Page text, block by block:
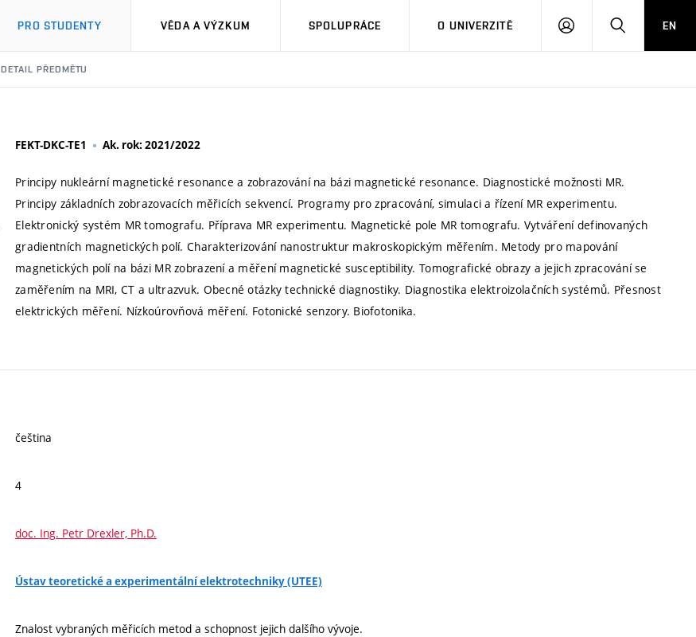
PRO STUDENTY VĚDA A VÝZKUM SPOLUPRÁCE O UNIVERZITĚ
PŘIHLÁSIT HLEDATEN
DETAIL PŘEDMĚTU
FEKT-DKC-TE1 Ak. rok: 2021/2022
Principy nukleární magnetické resonance a zobrazování na bázi magnetické resonance. Diagnostické možnosti MR.
Principy základních zobrazovacích měřicích sekvencí. Programy pro zpracování, simulaci a řízení MR experimentu.
Elektronický systém MR tomografu. Příprava MR experimentu. Magnetické pole MR tomografu. Vytváření definovaných
gradientních magnetických polí. Charakterizování nanostruktur makroskopickým měřením. Metody pro mapování
magnetických polí na bázi MR zobrazení a měření magnetické susceptibility. Tomografické obrazy a jejich zpracování se
zaměřením na MRI, CT a ultrazvuk. Obecné otázky technické diagnostiky. Diagnostika elektroizolačních systémů. Přesnost
elektrických měření. Nízkoúrovňová měření. Fotonické senzory. Biofotonika.
čeština
4
doc. Ing. Petr Drexler, Ph.D.
Ústav teoretické a experimentální elektrotechniky (UTEE)
Znalost vybraných měřicích metod a schopnost jejich dalšího vývoje.